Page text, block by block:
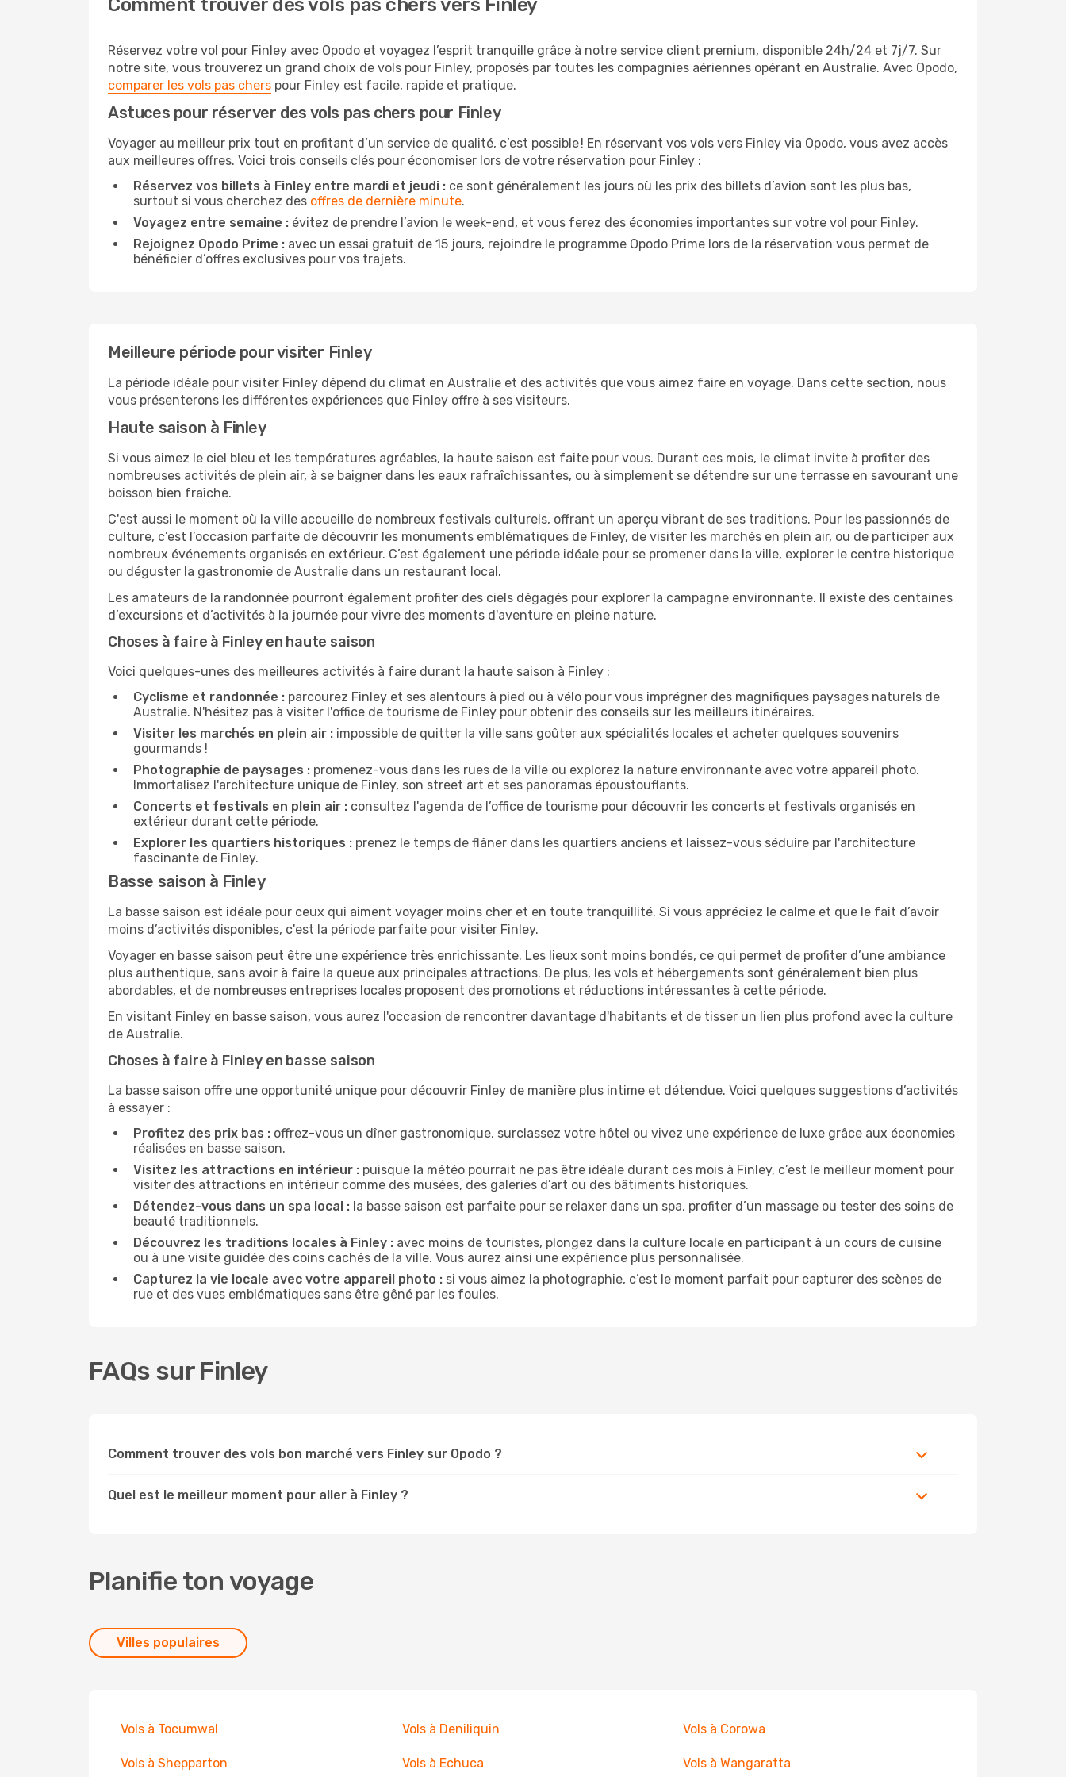
Comment trouver des vols pas chers vers Finley
Réservez votre vol pour Finley avec Opodo et voyagez l’esprit tranquille grâce à notre service client premium, disponible 24h/24 et 7j/7. Sur
notre site, vous trouverez un grand choix de vols pour Finley, proposés par toutes les compagnies aériennes opérant en Australie. Avec Opodo,
comparer les vols pas chers pour Finley est facile, rapide et pratique.
Astuces pour réserver des vols pas chers pour Finley
Voyager au meilleur prix tout en profitant d’un service de qualité, c’est possible ! En réservant vos vols vers Finley via Opodo, vous avez accès
aux meilleures offres. Voici trois conseils clés pour économiser lors de votre réservation pour Finley :
Réservez vos billets à Finley entre mardi et jeudi : ce sont généralement les jours où les prix des billets d’avion sont les plus bas,
surtout si vous cherchez des offres de dernière minute.
Voyagez entre semaine : évitez de prendre l’avion le week-end, et vous ferez des économies importantes sur votre vol pour Finley.
Rejoignez Opodo Prime : avec un essai gratuit de 15 jours, rejoindre le programme Opodo Prime lors de la réservation vous permet de
bénéficier d’offres exclusives pour vos trajets.
Meilleure période pour visiter Finley
La période idéale pour visiter Finley dépend du climat en Australie et des activités que vous aimez faire en voyage. Dans cette section, nous
vous présenterons les différentes expériences que Finley offre à ses visiteurs.
Haute saison à Finley
Si vous aimez le ciel bleu et les températures agréables, la haute saison est faite pour vous. Durant ces mois, le climat invite à profiter des
nombreuses activités de plein air, à se baigner dans les eaux rafraîchissantes, ou à simplement se détendre sur une terrasse en savourant une
boisson bien fraîche.
C'est aussi le moment où la ville accueille de nombreux festivals culturels, offrant un aperçu vibrant de ses traditions. Pour les passionnés de
culture, c’est l’occasion parfaite de découvrir les monuments emblématiques de Finley, de visiter les marchés en plein air, ou de participer aux
nombreux événements organisés en extérieur. C’est également une période idéale pour se promener dans la ville, explorer le centre historique
ou déguster la gastronomie de Australie dans un restaurant local.
Les amateurs de la randonnée pourront également profiter des ciels dégagés pour explorer la campagne environnante. Il existe des centaines
d’excursions et d’activités à la journée pour vivre des moments d'aventure en pleine nature.
Choses à faire à Finley en haute saison
Voici quelques-unes des meilleures activités à faire durant la haute saison à Finley :
Cyclisme et randonnée : parcourez Finley et ses alentours à pied ou à vélo pour vous imprégner des magnifiques paysages naturels de
Australie. N'hésitez pas à visiter l'office de tourisme de Finley pour obtenir des conseils sur les meilleurs itinéraires.
Visiter les marchés en plein air : impossible de quitter la ville sans goûter aux spécialités locales et acheter quelques souvenirs
gourmands !
Photographie de paysages : promenez-vous dans les rues de la ville ou explorez la nature environnante avec votre appareil photo.
Immortalisez l'architecture unique de Finley, son street art et ses panoramas époustouflants.
Concerts et festivals en plein air : consultez l'agenda de l’office de tourisme pour découvrir les concerts et festivals organisés en
extérieur durant cette période.
Explorer les quartiers historiques : prenez le temps de flâner dans les quartiers anciens et laissez-vous séduire par l'architecture
fascinante de Finley.
Basse saison à Finley
La basse saison est idéale pour ceux qui aiment voyager moins cher et en toute tranquillité. Si vous appréciez le calme et que le fait d’avoir
moins d’activités disponibles, c'est la période parfaite pour visiter Finley.
Voyager en basse saison peut être une expérience très enrichissante. Les lieux sont moins bondés, ce qui permet de profiter d’une ambiance
plus authentique, sans avoir à faire la queue aux principales attractions. De plus, les vols et hébergements sont généralement bien plus
abordables, et de nombreuses entreprises locales proposent des promotions et réductions intéressantes à cette période.
En visitant Finley en basse saison, vous aurez l'occasion de rencontrer davantage d'habitants et de tisser un lien plus profond avec la culture
de Australie.
Choses à faire à Finley en basse saison
La basse saison offre une opportunité unique pour découvrir Finley de manière plus intime et détendue. Voici quelques suggestions d’activités
à essayer :
Profitez des prix bas : offrez-vous un dîner gastronomique, surclassez votre hôtel ou vivez une expérience de luxe grâce aux économies
réalisées en basse saison.
Visitez les attractions en intérieur : puisque la météo pourrait ne pas être idéale durant ces mois à Finley, c’est le meilleur moment pour
visiter des attractions en intérieur comme des musées, des galeries d’art ou des bâtiments historiques.
Détendez-vous dans un spa local : la basse saison est parfaite pour se relaxer dans un spa, profiter d’un massage ou tester des soins de
beauté traditionnels.
Découvrez les traditions locales à Finley : avec moins de touristes, plongez dans la culture locale en participant à un cours de cuisine
ou à une visite guidée des coins cachés de la ville. Vous aurez ainsi une expérience plus personnalisée.
Capturez la vie locale avec votre appareil photo : si vous aimez la photographie, c’est le moment parfait pour capturer des scènes de
rue et des vues emblématiques sans être gêné par les foules.
FAQs sur Finley
Comment trouver des vols bon marché vers Finley sur Opodo ?
Quel est le meilleur moment pour aller à Finley ?
Planifie ton voyage
Villes populaires
Vols à Tocumwal Vols à Deniliquin Vols à Corowa
Vols à Shepparton Vols à Echuca Vols à Wangaratta